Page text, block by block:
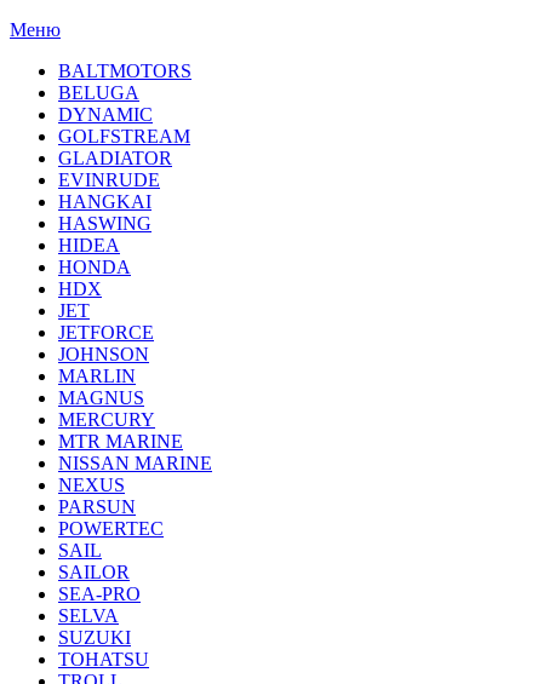
Меню
BALTMOTORS
BELUGA
DYNAMIC
GOLFSTREAM
GLADIATOR
EVINRUDE
HANGKAI
HASWING
HIDEA
HONDA
HDX
JET
JETFORCE
JOHNSON
MARLIN
MAGNUS
MERCURY
MTR MARINE
NISSAN MARINE
NEXUS
PARSUN
POWERTEC
SAIL
SAILOR
SEA-PRO
SELVA
SUZUKI
TOHATSU